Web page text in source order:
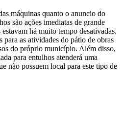
máquinas quanto o anuncio do
são ações imediatas de grande
há muito tempo desativadas.
para as atividades do pátio de obras
do próprio município. Além disso,
para entulhos atenderá uma
não possuem local para este tipo de